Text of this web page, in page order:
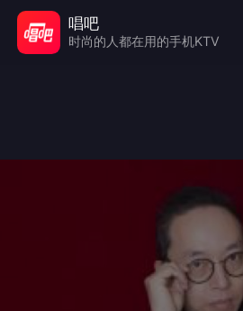
唱吧
时尚的人都在用的手机KTV